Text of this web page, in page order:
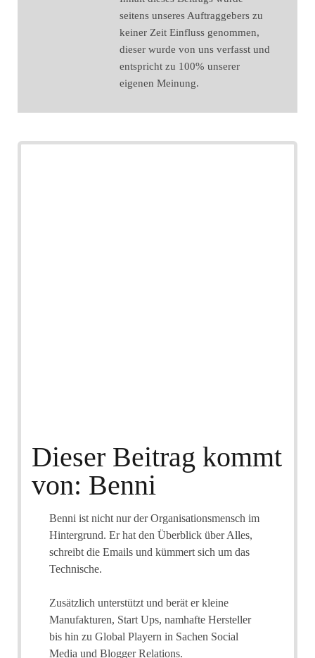
seitens unseres Auftraggebers zu
keiner Zeit Einfluss genommen,
dieser wurde von uns verfasst und
entspricht zu 100% unserer
eigenen Meinung.
Dieser Beitrag kommt
von: Benni
Benni ist nicht nur der Organisationsmensch im
Hintergrund. Er hat den Überblick über Alles,
schreibt die Emails und kümmert sich um das
Technische.
Zusätzlich unterstützt und berät er kleine
Manufakturen, Start Ups, namhafte Hersteller
bis hin zu Global Playern in Sachen Social
Media und Blogger Relations.